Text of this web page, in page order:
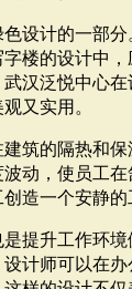
设计的一部
楼的设计中
汉泛悦中心
又实用。
筑的隔热和
动，使员工
造一个安静的
提升工作环
计师可以在